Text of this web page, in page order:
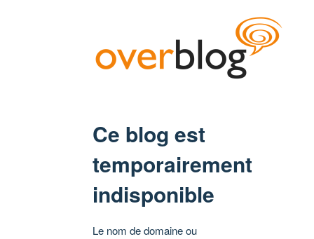
Ce blog est
temporairement
indisponible
Le nom de domaine ou